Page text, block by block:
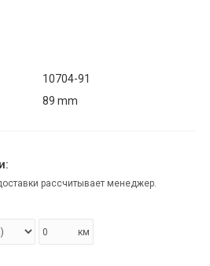
10704-91
89 mm
рассчитывает менеджер.
км